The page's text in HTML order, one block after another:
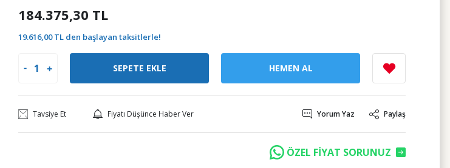
184.375,30 TL
19.616,00 TL den başlayan taksitlerle!
SEPETE EKLE HEMEN AL
Tavsiye Et Fiyatı Düşünce Haber Ver Yorum Yaz Paylaş
ÖZEL FİYAT SORUNUZ